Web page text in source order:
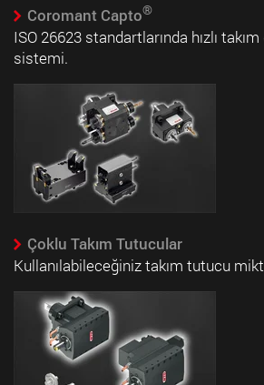
Coromant Capto®
ISO 26623 standartlarında hızlı
sistemi.
Çoklu Takım Tutucular
Kullanılabileceğiniz takım tutucu